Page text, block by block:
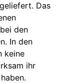
Das
den
In den
keine
ihr